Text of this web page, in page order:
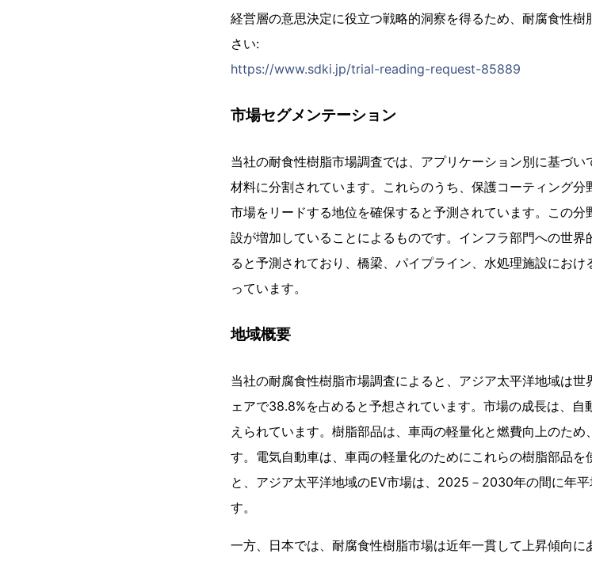
経営層の意思決定に役立つ戦略的洞察を得るため、耐腐食性
さい:
https://www.sdki.jp/trial-reading-request-85889
市場セグメンテーション
当社の耐食性樹脂市場調査では、アプリケーション別に基づ
材料に分割されています。これらのうち、保護コーティング分
市場をリードする地位を確保すると予測されています。この
設が増加していることによるものです。インフラ部門への世
ると予測されており、橋梁、パイプライン、水処理施設にお
っています。
地域概要
当社の耐腐食性樹脂市場調査によると、アジア太平洋地域は
ェアで38.8%を占めると予想されています。市場の成長は、
えられています。樹脂部品は、車両の軽量化と燃費向上のた
す。電気自動車は、車両の軽量化のためにこれらの樹脂部品
と、アジア太平洋地域のEV市場は、2025－2030年の間に年
す。
一方、日本では、耐腐食性樹脂市場は近年一貫して上昇傾向